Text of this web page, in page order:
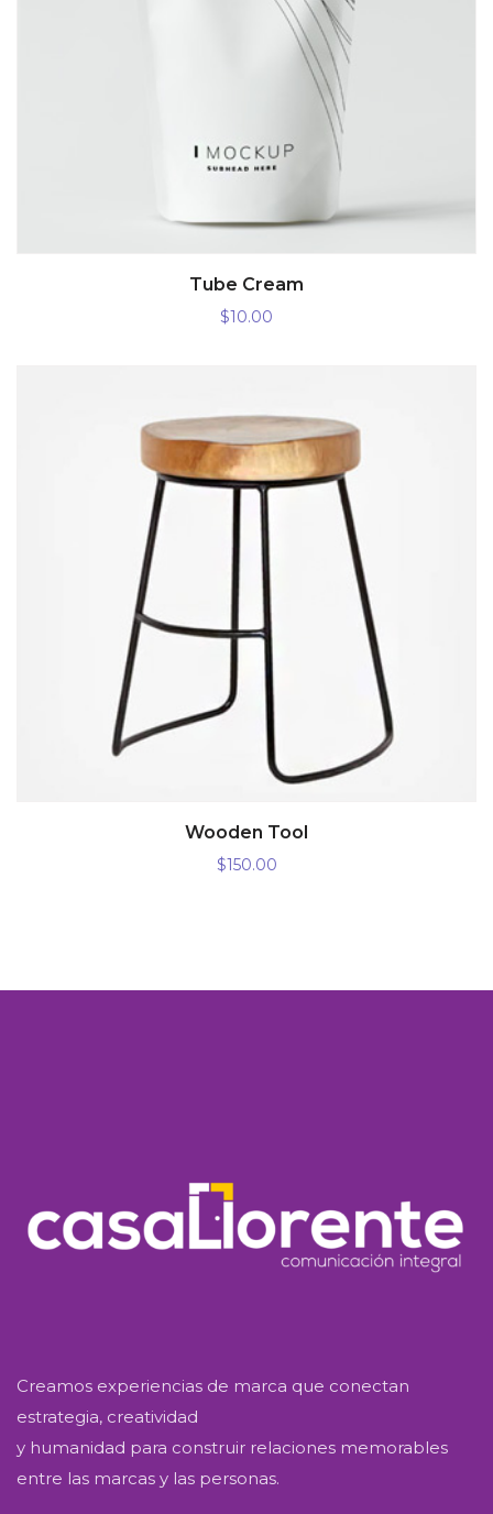
AÑADIR AL CARRITO
Tube Cream
$10.00
AÑADIR AL CARRITO
Wooden Tool
$150.00
Creamos experiencias de marca que conectan
estrategia, creatividad
y humanidad para construir relaciones memorables
entre las marcas y las personas.